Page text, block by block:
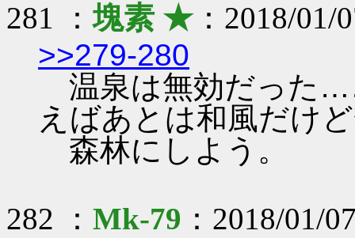
281 ：塊素 ★：2018/01/
>>279-280
温泉は無効だった
えばあとは和風だけ
森林にしよう。
282 ： Mk-79 ：2018/01/